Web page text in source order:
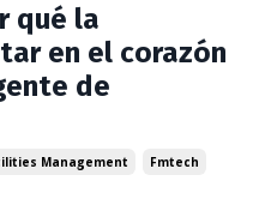
qué la
en el corazón
de
Management
Fmtech